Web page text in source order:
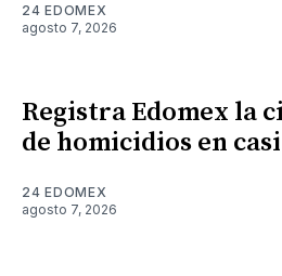
24 EDOMEX
agosto 7, 2026
Registra Edomex la
de homicidios en
24 EDOMEX
agosto 7, 2026